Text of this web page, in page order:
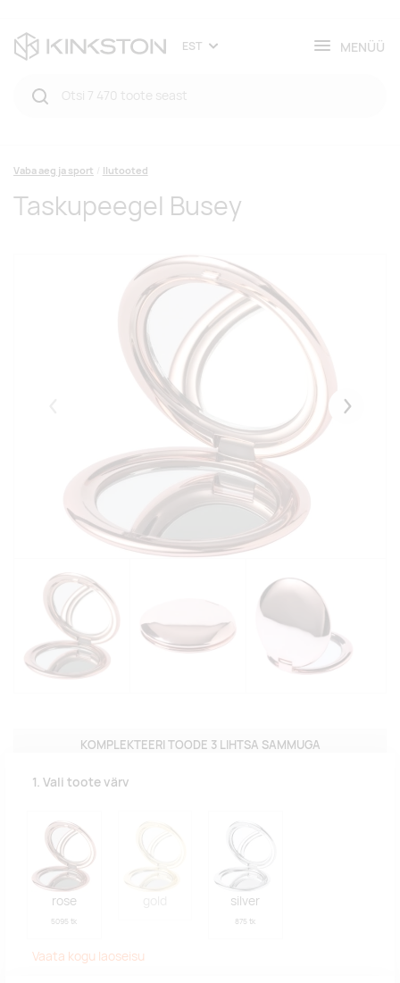
EST MENÜÜ
Vaba aeg ja sport Ilutooted
Taskupeegel Busey
KOMPLEKTEERI TOODE 3 LIHTSA SAMMUGA
1. Vali toote värv
rose
5095 tk
silver
875 tk
Vaata kogu laoseisu